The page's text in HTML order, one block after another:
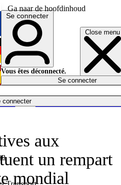
Ga naar de hoofdinhoud
Close menu
connecter
English
Deutsch
Español
Se connecter
Vous êtes déconnecté.
Se connecter
aux
un rempart
mondial